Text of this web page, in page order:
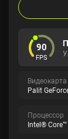
90
FPS
Видеокарта
Palit
Процессор
Intel®